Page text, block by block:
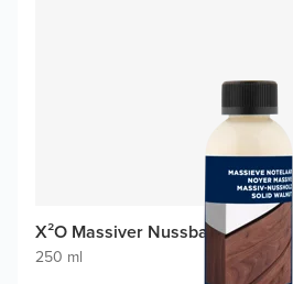
X²O Massiver Nussbaum-Schutz
250 ml